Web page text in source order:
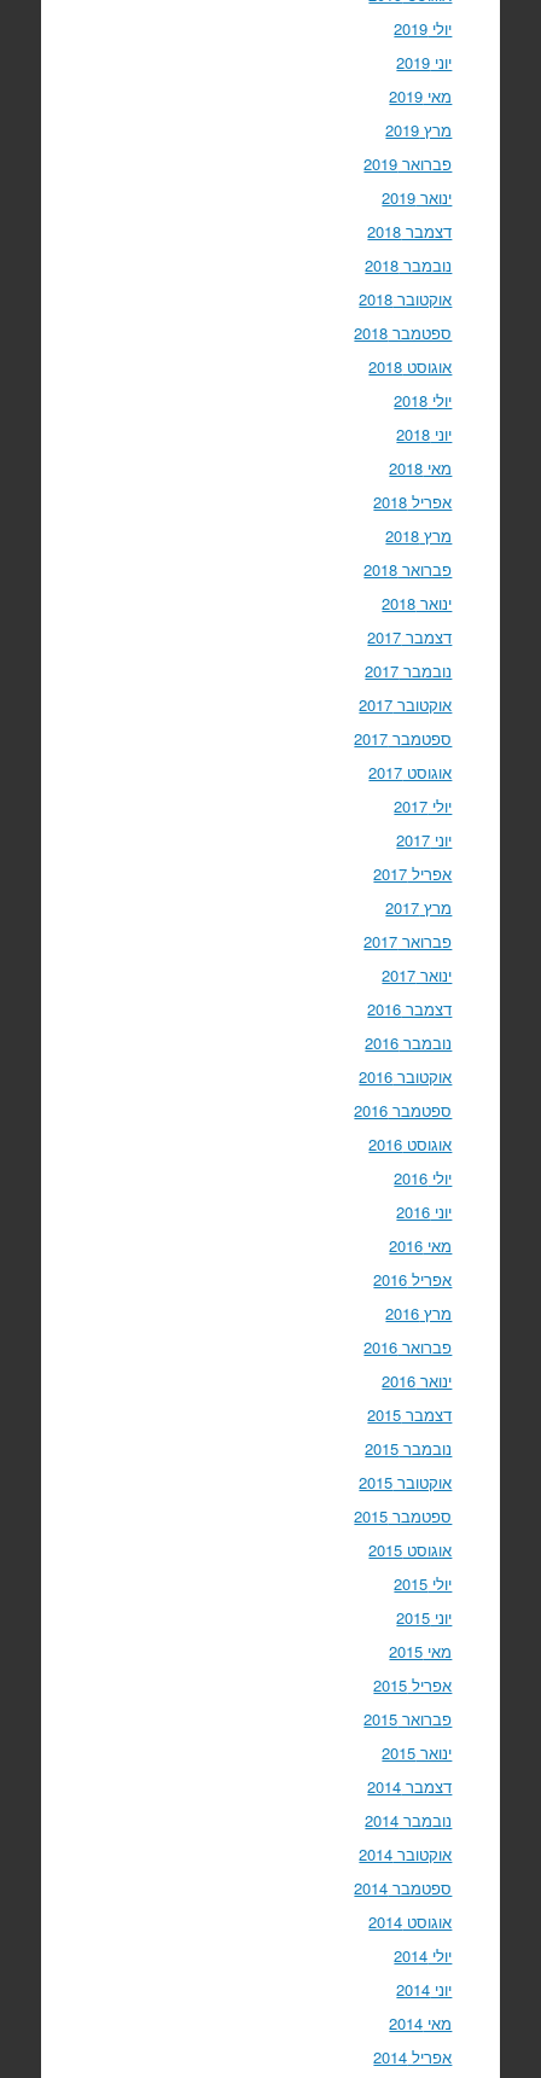
יולי 2019
יוני 2019
מאי 2019
מרץ 2019
פברואר 2019
ינואר 2019
דצמבר 2018
נובמבר 2018
אוקטובר 2018
ספטמבר 2018
אוגוסט 2018
יולי 2018
יוני 2018
מאי 2018
אפריל 2018
מרץ 2018
פברואר 2018
ינואר 2018
דצמבר 2017
נובמבר 2017
אוקטובר 2017
ספטמבר 2017
אוגוסט 2017
יולי 2017
יוני 2017
אפריל 2017
מרץ 2017
פברואר 2017
ינואר 2017
דצמבר 2016
נובמבר 2016
אוקטובר 2016
ספטמבר 2016
אוגוסט 2016
יולי 2016
יוני 2016
מאי 2016
אפריל 2016
מרץ 2016
פברואר 2016
ינואר 2016
דצמבר 2015
נובמבר 2015
אוקטובר 2015
ספטמבר 2015
אוגוסט 2015
יולי 2015
יוני 2015
מאי 2015
אפריל 2015
פברואר 2015
ינואר 2015
דצמבר 2014
נובמבר 2014
אוקטובר 2014
ספטמבר 2014
אוגוסט 2014
יולי 2014
יוני 2014
מאי 2014
אפריל 2014